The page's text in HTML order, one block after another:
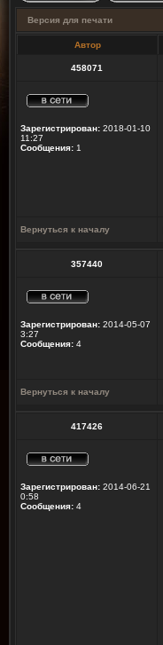
Версия для печати
Автор
458071
Зарегистрирован: 2018-01-10
11:27
Сообщения: 1
Вернуться к началу
357440
Зарегистрирован: 2014-05-07
3:27
Сообщения: 4
Вернуться к началу
417426
Зарегистрирован: 2014-06-21
0:58
Сообщения: 4